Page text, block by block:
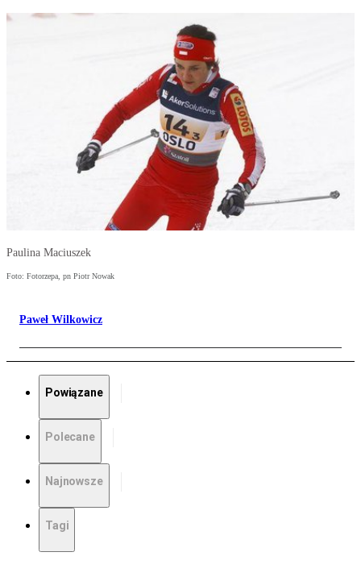
Paulina Maciuszek
Foto: Fotorzepa, pn Piotr Nowak
Paweł Wilkowicz
Powiązane
Polecane
Najnowsze
Tagi